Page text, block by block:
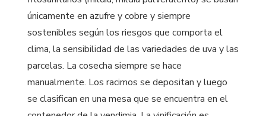
únicamente en azufre y cobre y siempre
sostenibles según los riesgos que comporta el
clima, la sensibilidad de las variedades de uva y las
parcelas. La cosecha siempre se hace
manualmente. Los racimos se depositan y luego
se clasifican en una mesa que se encuentra en el